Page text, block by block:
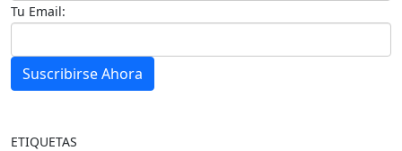
Tu Email:
Suscribirse Ahora
ETIQUETAS